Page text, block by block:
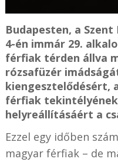
Budapesten, a
4-én immár 29.
férfiak térden állva
rózsafüzér
kiengesztelődésért,
férfiak
helyreállításáért a
Ezzel egy időben
magyar férfiak – de